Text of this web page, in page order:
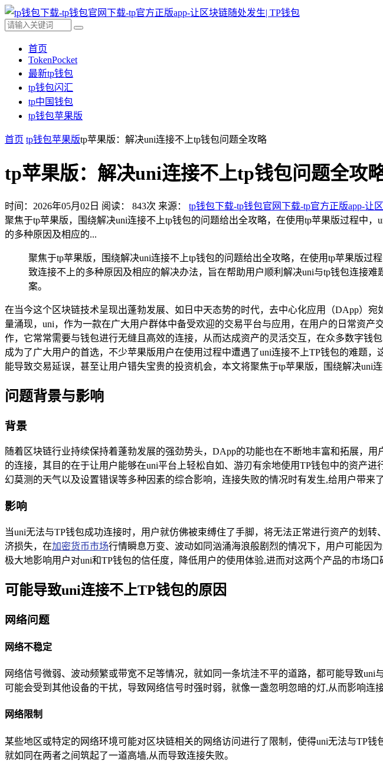
首页
TokenPocket
最新tp钱包
tp钱包闪汇
tp中国钱包
tp钱包苹果版
首页 tp钱包苹果版tp苹果版：解决uni连接不上tp钱包问题全攻略
tp苹果版：解决uni连接不上tp钱包问题全攻
时间：2026年05月02日 阅读： 843次 来源： tp钱包下载-tp钱包官网下载-tp官方正版app-让
聚焦于tp苹果版，围绕解决uni连接不上tp钱包的问题给出全攻略，在使用tp苹果版过程中
的多种原因及相应的...
聚焦于tp苹果版，围绕解决uni连接不上tp钱包的问题给出全攻略，在使用tp苹果版
致连接不上的多种原因及相应的解决办法，旨在帮助用户顺利解决uni与tp钱包连接
案。
在当今这个区块链技术呈现出蓬勃发展、如日中天态势的时代，去中心化应用（DApp）
量涌现，uni，作为一款在广大用户群体中备受欢迎的交易平台与应用，在用户的日常资
作，它常常需要与钱包进行无缝且高效的连接，从而达成资产的灵活交互，在众多数字钱
成为了广大用户的首选，不少苹果版用户在使用过程中遭遇了uni连接不上TP钱包的难题
能导致交易延误，甚至让用户错失宝贵的投资机会，本文将聚焦于tp苹果版，围绕解决uni
问题背景与影响
背景
随着区块链行业持续保持着蓬勃发展的强劲势头，DApp的功能也在不断地丰富和拓展，
的连接，其目的在于让用户能够在uni平台上轻松自如、游刃有余地使用TP钱包中的资产
幻莫测的天气以及设置错误等多种因素的综合影响，连接失败的情况时有发生,给用户带来了
影响
当uni无法与TP钱包成功连接时，用户就仿佛被束缚住了手脚，将无法正常进行资产的划
济损失，在加密货币市场行情瞬息万变、波动如同汹涌海浪般剧烈的情况下，用户可能因
极大地影响用户对uni和TP钱包的信任度，降低用户的使用体验,进而对这两个产品的市场口
可能导致uni连接不上TP钱包的原因
网络问题
网络不稳定
网络信号微弱、波动频繁或带宽不足等情况，就如同一条坑洼不平的道路，都可能导致
可能会受到其他设备的干扰，导致网络信号时强时弱，就像一盏忽明忽暗的灯,从而影响连接
网络限制
某些地区或特定的网络环境可能对区块链相关的网络访问进行了限制，使得uni无法与TP钱
就如同在两者之间筑起了一道高墙,从而导致连接失败。